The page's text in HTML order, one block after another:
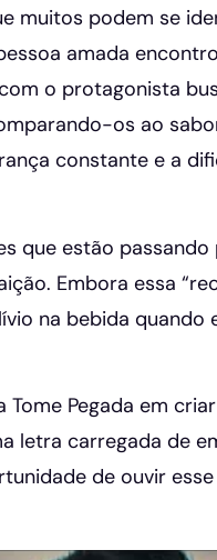
muitos podem se
amada
o protagonista
os ao
constante e a
que estão passando
Embora essa
na bebida quando
Pegada em
letra carregada de
de ouvir